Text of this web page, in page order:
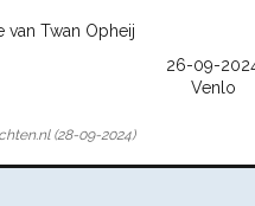
Twan Opheij
26-09-
Venlo
(28-09-2024)